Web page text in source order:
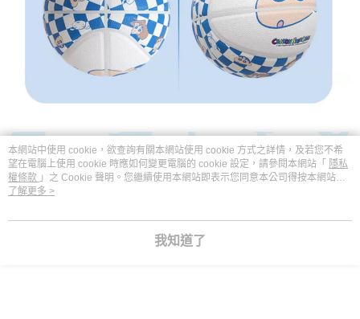
本網站中使用 cookie，欲查詢有關本網站使用 cookie 方式之詳情，及若您不希
望在電腦上使用 cookie 時應如何變更電腦的 cookie 設定，請參閱本網站「 隱私
權條款 」之 Cookie 聲明。您繼續使用本網站即表示您同意本公司得按本網站使
用條款之 Cookie 聲明使用 cookie。
了解更多 >
我知道了